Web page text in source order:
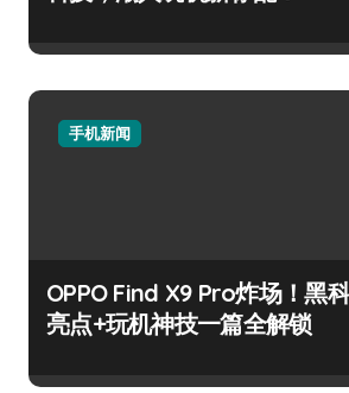
手机新闻
OPPO Find X9 Pro炸场！黑
亮点+玩机神技一篇全解锁